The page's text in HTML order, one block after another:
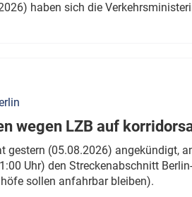
haben sich die
wegen LZB auf
gestern (05.08.2026) angekündigt,
Uhr) den Streckenabschnitt
sollen anfahrbar bleiben).